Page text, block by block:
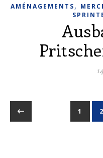
AMÉNAGEMENTS,
1 2